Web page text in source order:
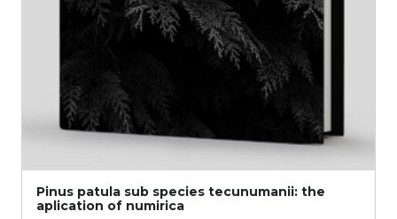
Pinus patula sub species tecunumanii: the
aplication of numirica